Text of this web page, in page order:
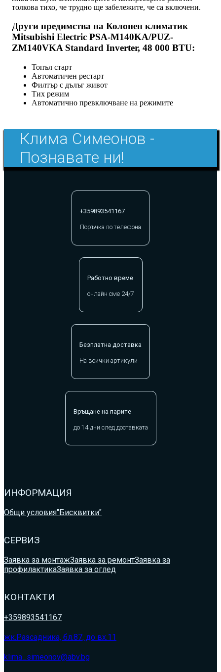
толкова тихо, че трудно ще забележите, че са включени.
Други предимства на Колонен климатик
Mitsubishi Electric PSA-M140KA/PUZ-
ZM140VKA Standard Inverter, 48 000 BTU:
Топъл старт
Автоматичен рестарт
Филтър с дълъг живот
Тих режим
Автоматично превключване на режимите
Клима Симеонов -
Познавате ни!
+359893541167
Поръчка по телефона
Работно време
онлайн сме 24/7
Безплатна доставка
На всички артикули
Връщане на парите
до 14 дни след доставката
ИНФОРМАЦИЯ
Общи условия"Бисквитки"
СЕРВИЗ
Заявка за монтажЗаявка за ремонтЗаявка за
профилактикаЗаявка за оглед
КОНТАКТИ
+359893541167
жк.Разсадника, бл.87, до вх.11
klima_simeonov@abv.bg